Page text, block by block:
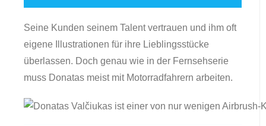
Seine Kunden seinem Talent vertrauen und ihm oft
eigene Illustrationen für ihre Lieblingsstücke
überlassen. Doch genau wie in der Fernsehserie
muss Donatas meist mit Motorradfahrern arbeiten.